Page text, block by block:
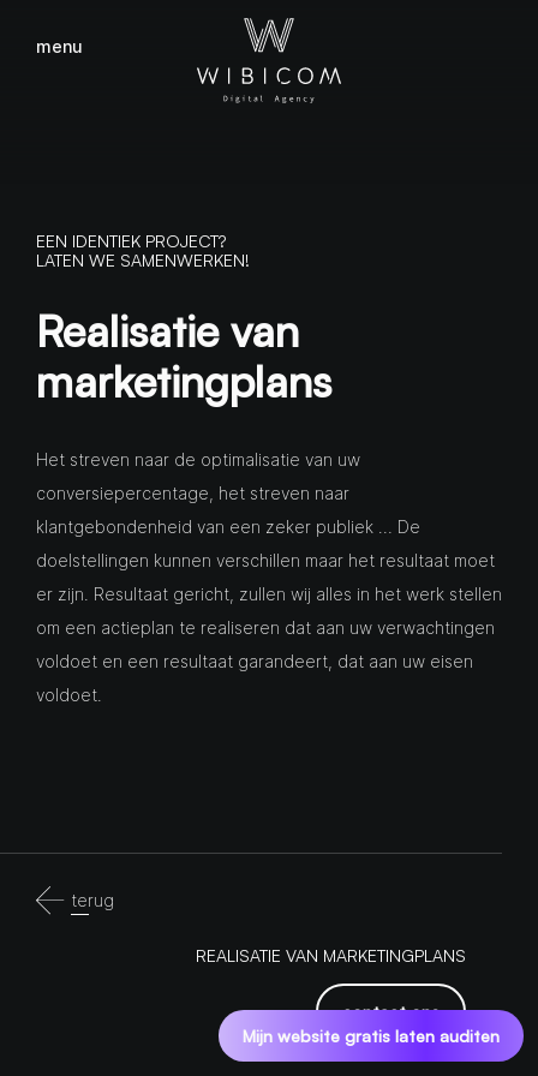
menu
Realisatie van
marketingplans
Het streven naar de optimalisatie van uw
conversiepercentage, het streven naar
klantgebondenheid van een zeker publiek … De
doelstellingen kunnen verschillen maar het resultaat moet
er zijn. Resultaat gericht, zullen wij alles in het werk stellen
om een actieplan te realiseren dat aan uw verwachtingen
voldoet en een resultaat garandeert, dat aan uw eisen
voldoet.
EEN IDENTIEK PROJECT?
LATEN WE SAMENWERKEN!
terug
contact ons
REALISATIE VAN MARKETINGPLANS
Mijn website gratis laten auditen